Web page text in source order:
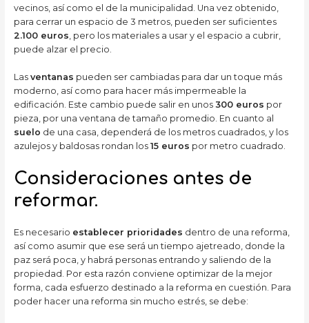
vecinos, así como el de la municipalidad. Una vez obtenido,
para cerrar un espacio de 3 metros, pueden ser suficientes
2.100 euros, pero los materiales a usar y el espacio a cubrir,
puede alzar el precio.
Las ventanas pueden ser cambiadas para dar un toque más
moderno, así como para hacer más impermeable la
edificación. Este cambio puede salir en unos 300 euros por
pieza, por una ventana de tamaño promedio. En cuanto al
suelo de una casa, dependerá de los metros cuadrados, y los
azulejos y baldosas rondan los 15 euros por metro cuadrado.
Consideraciones antes de
reformar.
Es necesario establecer prioridades dentro de una reforma,
así como asumir que ese será un tiempo ajetreado, donde la
paz será poca, y habrá personas entrando y saliendo de la
propiedad. Por esta razón conviene optimizar de la mejor
forma, cada esfuerzo destinado a la reforma en cuestión. Para
poder hacer una reforma sin mucho estrés, se debe: